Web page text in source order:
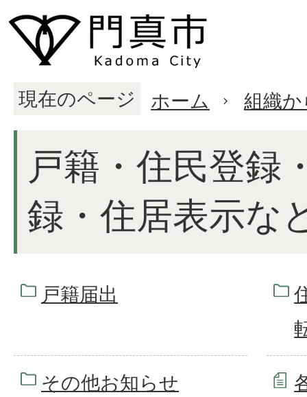
現在のページ ホーム 組織
戸籍・住民登録
録・住居表示な
戸籍届出
その他お知らせ